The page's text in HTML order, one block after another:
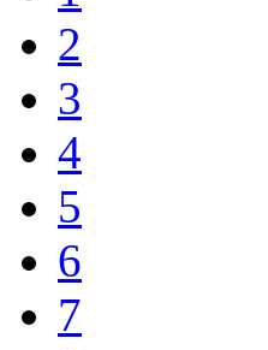
2
3
4
5
6
7